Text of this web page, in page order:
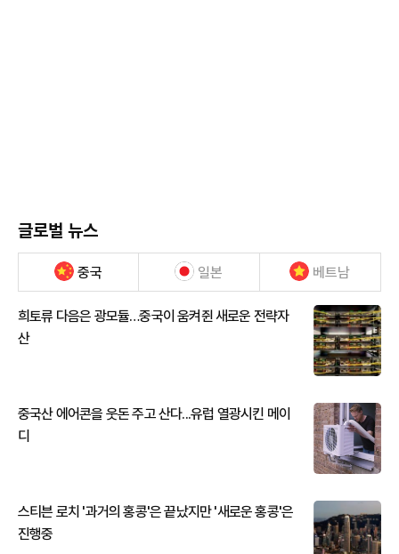
글로벌 뉴스
중국 일본 베트남
희토류 다음은 광모듈…중국이 움켜쥔 새로운 전략자
산
중국산 에어콘을 웃돈 주고 산다...유럽 열광시킨 메이
디
스티븐 로치 '과거의 홍콩'은 끝났지만 '새로운 홍콩'은
진행중